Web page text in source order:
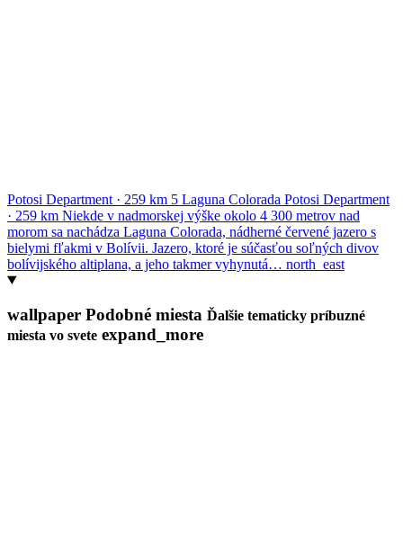
Potosi Department · 259 km 5 Laguna Colorada Potosi Department
· 259 km Niekde v nadmorskej výške okolo 4 300 metrov nad
morom sa nachádza Laguna Colorada, nádherné červené jazero s
bielymi fľakmi v Bolívii. Jazero, ktoré je súčasťou soľných divov
bolívijského altiplana, a jeho takmer vyhynutá… north_east
wallpaper Podobné miesta Ďalšie tematicky príbuzné
miesta vo svete expand_more